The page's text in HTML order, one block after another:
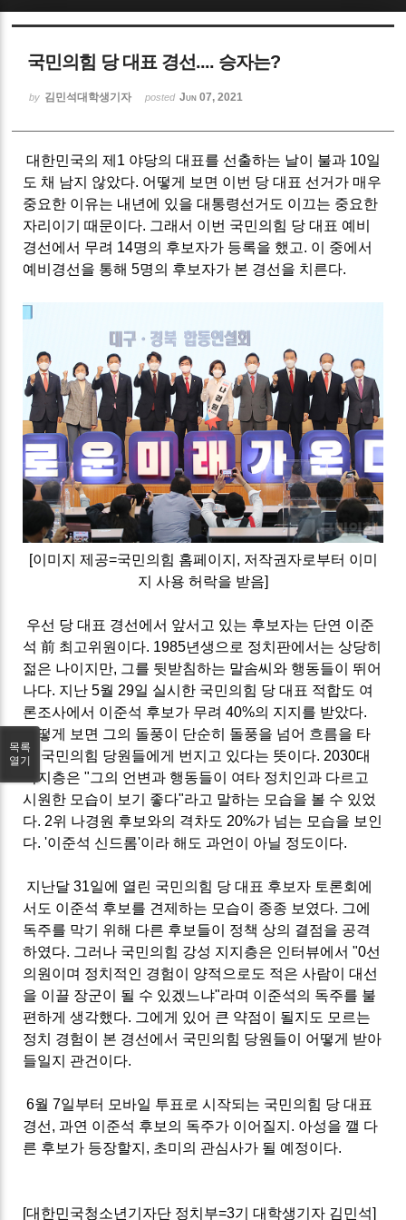
국민의힘 당 대표 경선.... 승자는?
by 김민석대학생기자 posted Jun 07, 2021
대한민국의 제 1 야당의 대표를 선출하는 날이 불과 10일
도 채 남지 않았다. 어떻게 보면 이번 당 대표 선거가 매우
중요한 이유는 내년에 있을 대통령선거도 이끄는 중요한
자리이기 때문이다. 그래서 이번 국민의힘 당 대표 예비
경선에서 무려 14명의 후보자가 등록을 했고. 이 중에서
예비경선을 통해5명의 후보자가 본 경선을 치른다.
[이미지 제공=국민의힘 홈페이지 , 저작권자로부터 이미
지 사용 허락을 받음]
우선 당 대표 경선에서 앞서고 있는 후보자는 단연 이준
석前 최고위원이다. 1985년생으로 정치판에서는 상당히
젊은 나이지만, 그를 뒷받침하는 말솜씨와 행동들이 뛰어
나다. 지난5월 29일 실시한 국민의힘 당 대표 적합도 여
론조사에서 이준석 후보가 무려40%의 지지를 받았다.
어떻게 보면 그의 돌풍이 단순히 돌풍을 넘어 흐름을 타
고 국민의힘 당원들에게 번지고 있다는 뜻이다. 2030대
지지층은"그의 언변과 행동들이 여타 정치인과 다르고
시원한 모습이 보기 좋다"라고 말하는 모습을 볼 수 있었
다. 2위 나경원 후보와의 격차도 20%가 넘는 모습을 보인
다. '이준석 신드롬'이라 해도 과언이 아닐 정도이다.
지난달31일에 열린 국민의힘 당 대표 후보자 토론회에
서도 이준석 후보를 견제하는 모습이 종종 보였다. 그에
독주를 막기 위해 다른 후보들이 정책 상의 결점을 공격
하였다. 그러나 국민의힘 강성 지지층은 인터뷰에서"0선
의원이며 정치적인 경험이 양적으로도 적은 사람이 대선
을 이끌 장군이 될 수 있겠느냐"라며 이준석의 독주를 불
편하게 생각했다. 그에게 있어 큰 약점이 될지도 모르는
정치 경험이 본 경선에서 국민의힘 당원들이 어떻게 받아
들일지 관건이다.
6월7일부터 모바일 투표로 시작되는 국민의힘 당 대표
경선 ,과연 이준석 후보의 독주가 이어질지 . 아성을 깰 다
른 후보가 등장할지 , 초미의 관심사가 될 예정이다.
[대한민국청소년기자단 정치부=3기 대학생기자 김민석]
목록
열기
Sketchbook5, 스케치북5
Sketchbook5, 스케치북5